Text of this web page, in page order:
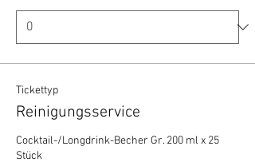
Tickettyp
Reinigungsservice
Cocktail-/Longdrink-Becher Gr. 200 ml x 25
Stück